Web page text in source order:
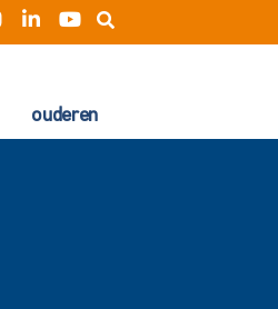
ouderen